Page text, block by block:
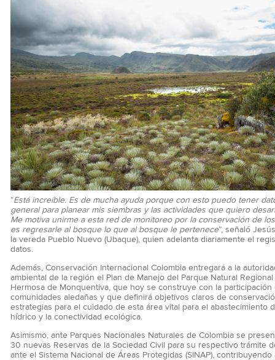
“Está increíble. Es de mucha ayuda porque con esto puedo tener
general para planear mis siembras y las actividades que quiero
Me motiva unirme a esta red de monitoreo por la conservación de
es regresarle al bosque lo que al bosque le pertenece”, señaló
la vereda Pueblo Nuevo (Ubaque), quien adelanta diariamente el
datos.
Además, Conservación Internacional Colombia entregará a la
ambiental de la región el Plan de Manejo del Parque Natural Regional
Hermosa de Monquentiva, que hoy se construye con la participación
comunidades aledañas y que definirá objetivos claros de
estrategias para el cuidado de esta área vital para el abastecimiento
hídrico y la conectividad ecológica.
Asimismo, ante Parques Nacionales Naturales de Colombia se
30 nuevas Reservas de la Sociedad Civil para su respectivo trámite
ante el Sistema Nacional de Áreas Protegidas (SINAP), contribuyendo